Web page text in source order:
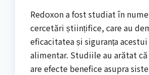
Redoxon a fost studiat în
cercetări științifice, care au
eficacitatea și siguranța
alimentar. Studiile au arătat că
are efecte benefice asupra